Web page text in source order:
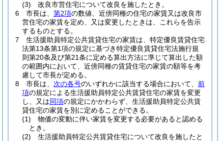
(3)
改良市営住宅について改良を施したとき。
6
市長は、 第2項の数値、近傍同種の住宅の家賃又は改良市
営住宅の家賃を定め、又は変更したときは、これらを告示
するものとする。
7
生活援助員特定公共賃貸住宅の家賃は、特定優良賃貸住宅
法第13条第1項の規定に基づき特定優良賃貸住宅法施行規
則第20条及び第21条に定める算出方法に準じて算出した額
の範囲内において、近傍同種の賃貸住宅の家賃の額等を考
慮して市長が定める。
8
市長は、 次の各号のいずれかに該当する場合において、 前
項の規定による生活援助員特定公共賃貸住宅の家賃を変更
し、又は同項の規定にかかわらず、生活援助員特定公共賃
貸住宅の家賃を別に定めることができる。
(1)
物価の変動に伴い家賃を変更する必要があると認める
とき。
(2)
生活援助員特定公共賃貸住宅について改良を施したと